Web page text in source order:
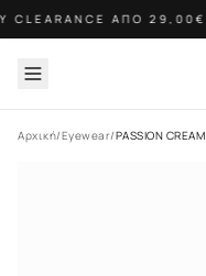
CLEARANCE ΑΠΟ 29,00€
Αρχική/Eyewear/PASSION CREAM